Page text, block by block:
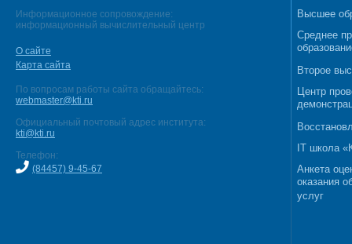
Информационное сопровождение:
информационный вычислительный центр
О сайте
Карта сайта
По вопросам работы сайта обращайтесь:
webmaster@kti.ru
Официальный почтовый адрес института:
kti@kti.ru
Телефон:
(84457) 9-45-67
Высшее
Среднее
Второе
Центр
IT школа
Анкета
оказания
услуг